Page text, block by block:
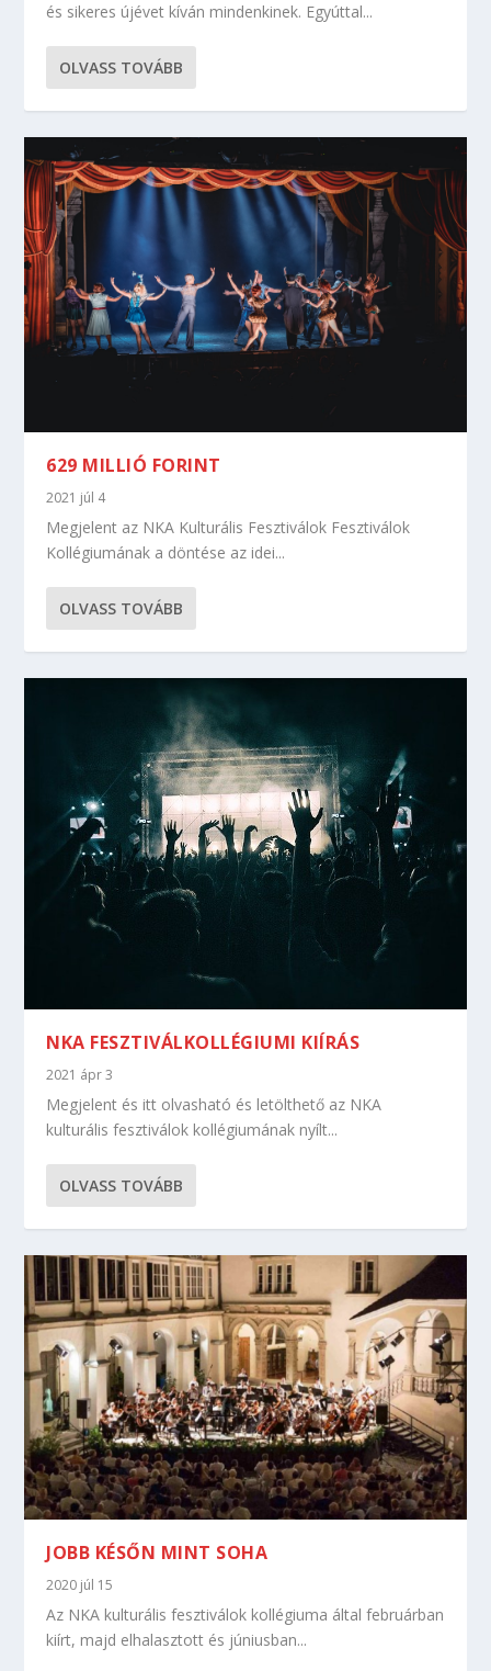
és sikeres újévet kíván mindenkinek. Egyúttal...
OLVASS TOVÁBB
629 MILLIÓ FORINT
2021 júl 4
Megjelent az NKA Kulturális Fesztiválok Fesztiválok
Kollégiumának a döntése az idei...
OLVASS TOVÁBB
NKA FESZTIVÁLKOLLÉGIUMI KIÍRÁS
2021 ápr 3
Megjelent és itt olvasható és letölthető az NKA
kulturális fesztiválok kollégiumának nyílt...
OLVASS TOVÁBB
JOBB KÉSŐN MINT SOHA
2020 júl 15
Az NKA kulturális fesztiválok kollégiuma által februárban
kiírt, majd elhalasztott és júniusban...